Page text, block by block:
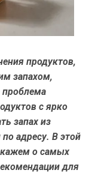
продуктов,
запахом,
проблема
с ярко
запах из
адресу. В этой
о самых
для